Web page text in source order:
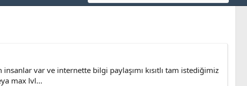
var ve internette bilgi paylaşımı kısıtlı tam istediğimiz
max lvl...